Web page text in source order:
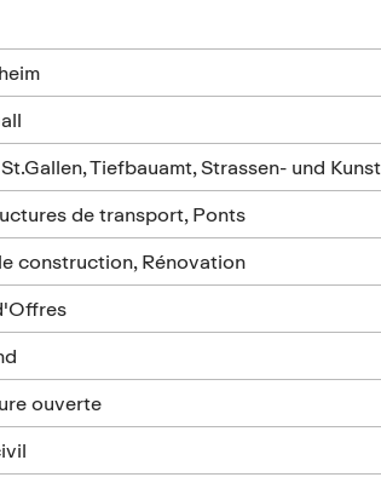
Tiefbauamt, Strassen- und
de transport, Ponts
construction, Rénovation
ouverte